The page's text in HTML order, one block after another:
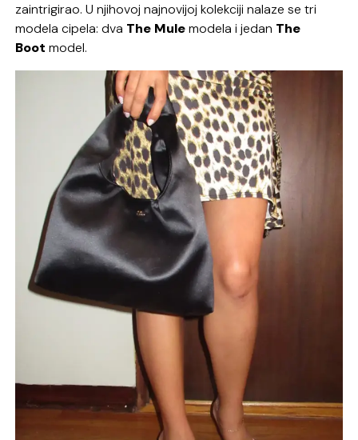
zaintrigirao. U njihovoj najnovijoj kolekciji nalaze se tri
modela cipela: dva The Mulemodela i jedan The
Boot model.